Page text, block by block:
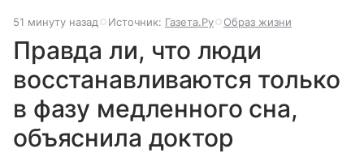
51 минуту назад Источник: Газета.Ру Образ жизни
Правда ли, что люди
восстанавливаются только
в фазу медленного сна,
объяснила доктор